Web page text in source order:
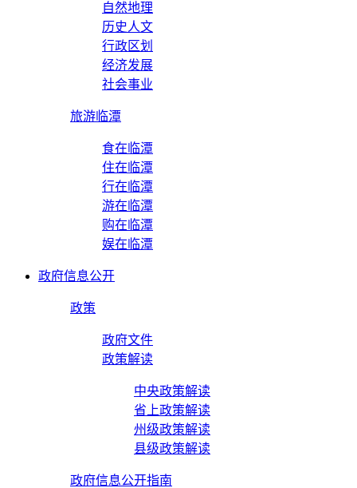
自然地理
历史人文
行政区划
经济发展
社会事业
旅游临潭
食在临潭
住在临潭
行在临潭
游在临潭
购在临潭
娱在临潭
政府信息公开
政策
政府文件
政策解读
中央政策解读
省上政策解读
州级政策解读
县级政策解读
政府信息公开指南